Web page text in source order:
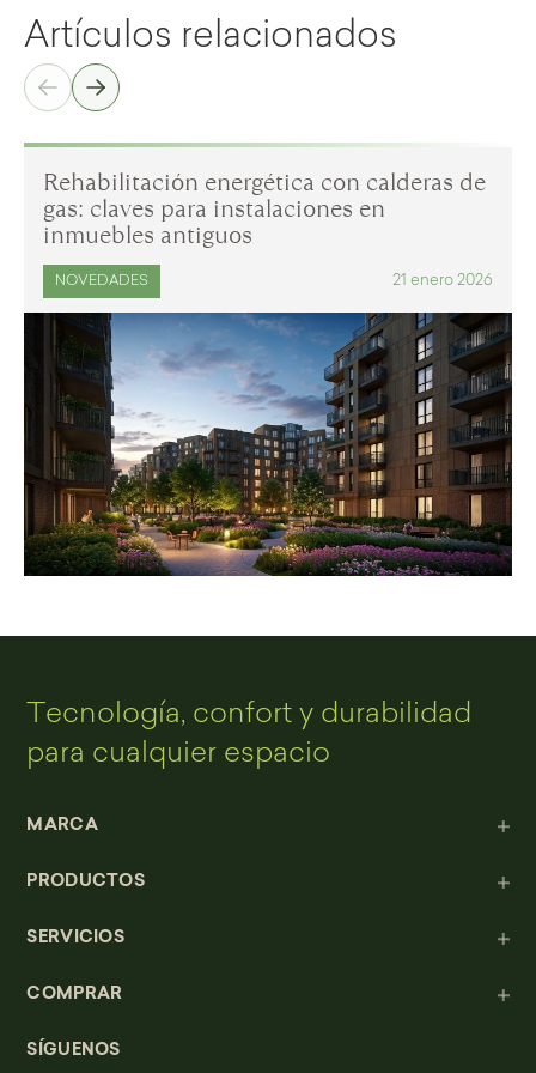
Artículos relacionados
Rehabilitación energética con calderas de
gas: claves para instalaciones en
inmuebles antiguos
NOVEDADES 21 enero 2026
Tecnología, confort y durabilidad
para cualquier espacio
MARCA
PRODUCTOS
SERVICIOS
COMPRAR
SÍGUENOS